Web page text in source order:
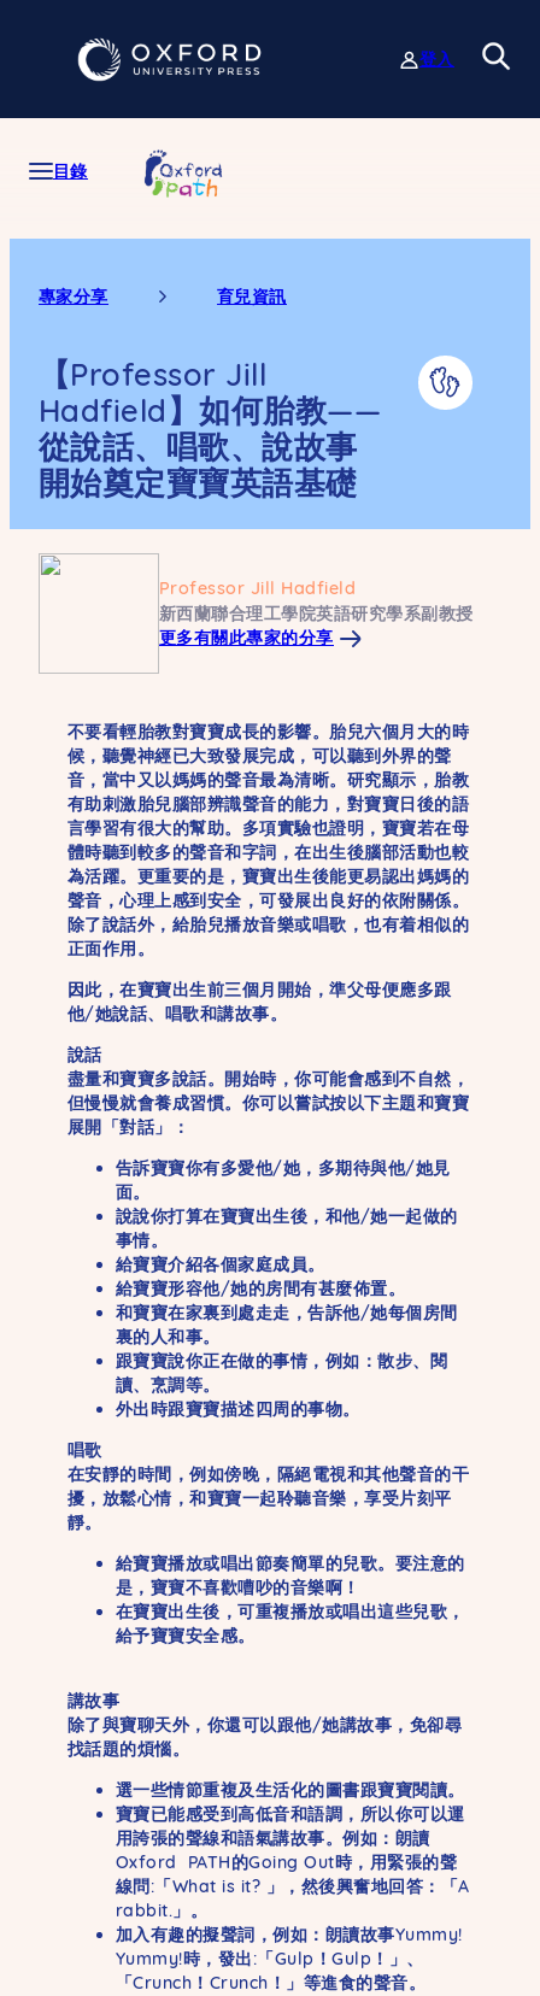
內
登入
目錄
專家分享 育兒資訊
【Professor Jill
Hadfield】如何胎教——
從說話、唱歌、說故事
開始奠定寶寶英語基礎
Professor Jill Hadfield
新西蘭聯合理工學院英語研究學系副教授
更多有關此專家的分享
不要看輕胎教對寶寶成長的影響。胎兒六個月大的時
候，聽覺神經已大致發展完成，可以聽到外界的聲
音，當中又以媽媽的聲音最為清晰。研究顯示，胎教
有助刺激胎兒腦部辨識聲音的能力，對寶寶日後的語
言學習有很大的幫助。多項實驗也證明，寶寶若在母
體時聽到較多的聲音和字詞，在出生後腦部活動也較
為活躍。更重要的是，寶寶出生後能更易認出媽媽的
聲音，心理上感到安全，可發展出良好的依附關係。
除了說話外，給胎兒播放音樂或唱歌，也有着相似的
正面作用。
因此，在寶寶出生前三個月開始，準父母便應多跟
他/她說話、唱歌和講故事。
說話
盡量和寶寶多說話。開始時，你可能會感到不自然，
但慢慢就會養成習慣。你可以嘗試按以下主題和寶寶
展開「對話」：
告訴寶寶你有多愛他/她，多期待與他/她見
面。
說說你打算在寶寶出生後，和他/她一起做的
事情。
給寶寶介紹各個家庭成員。
給寶寶形容他/她的房間有甚麼佈置。
和寶寶在家裏到處走走，告訴他/她每個房間
裏的人和事。
跟寶寶說你正在做的事情，例如：散步、閱
讀、烹調等。
外出時跟寶寶描述四周的事物。
唱歌
在安靜的時間，例如傍晚，隔絕電視和其他聲音的干
擾，放鬆心情，和寶寶一起聆聽音樂，享受片刻平
靜。
給寶寶播放或唱出節奏簡單的兒歌。要注意的
是，寶寶不喜歡嘈吵的音樂啊！
在寶寶出生後，可重複播放或唱出這些兒歌，
給予寶寶安全感。
講故事
除了與寶聊天外，你還可以跟他/她講故事，免卻尋
找話題的煩惱。
選一些情節重複及生活化的圖書跟寶寶閱讀。
寶寶已能感受到高低音和語調，所以你可以運
用誇張的聲線和語氣講故事。例如：朗讀
Oxford PATH的Going Out時，用緊張的聲
線問:「What is it? 」，然後興奮地回答：「A
rabbit.」。
加入有趣的擬聲詞，例如：朗讀故事Yummy!
Yummy!時，發出:「Gulp！Gulp！」、
「Crunch！Crunch！」等進食的聲音。